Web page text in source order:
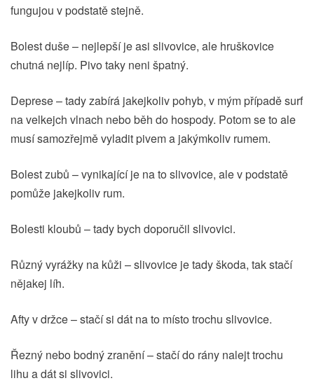
fungujou v podstatě stejně.
Bolest duše – nejlepší je asi slivovice, ale hruškovice
chutná nejlíp. Pivo taky neni špatný.
Deprese – tady zabírá jakejkoliv pohyb, v mým případě surf
na velkejch vlnach nebo běh do hospody. Potom se to ale
musí samozřejmě vyladit pivem a jakýmkoliv rumem.
Bolest zubů – vynikající je na to slivovice, ale v podstatě
pomůže jakejkoliv rum.
Bolesti kloubů – tady bych doporučil slivovici.
Různý vyrážky na kůži – slivovice je tady škoda, tak stačí
nějakej líh.
Afty v držce – stačí si dát na to místo trochu slivovice.
Řezný nebo bodný zranění – stačí do rány nalejt trochu
lihu a dát si slivovici.